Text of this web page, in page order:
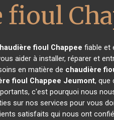
fioul
fioul Chappee fiable et
aider à installer, réparer et
en matière de chaudière
fioul Chappee Jeumont, que
c'est pourquoi nous
sur nos services pour vous
satisfaits qui nous ont